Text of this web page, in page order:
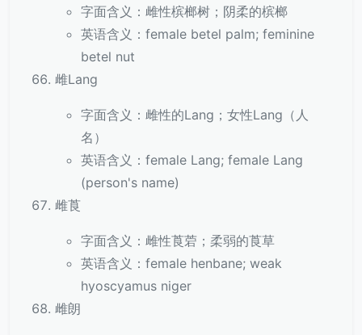
字面含义：雌性槟榔树；阴柔的槟榔
英语含义：female betel palm; feminine
betel nut
雌Lang
字面含义：雌性的Lang；女性Lang（人
名）
英语含义：female Lang; female Lang
(person's name)
雌莨
字面含义：雌性莨菪；柔弱的莨草
英语含义：female henbane; weak
hyoscyamus niger
雌朗